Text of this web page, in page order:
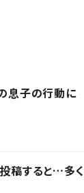
息子の行動に
稿すると…多く